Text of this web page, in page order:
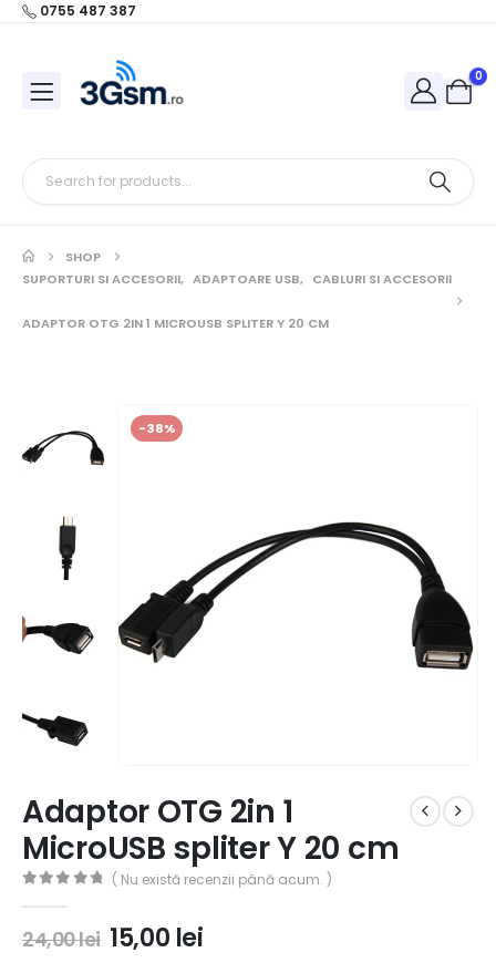
0755 487 387
0
SHOP
SUPORTURI SI ACCESORII, ADAPTOARE USB, CABLURI SI ACCESORII
ADAPTOR OTG 2IN 1 MICROUSB SPLITER Y 20 CM
-38%
Adaptor OTG 2in 1
MicroUSB spliter Y 20 cm
( Nu există recenzii până acum. )
24,00lei 15,00 lei